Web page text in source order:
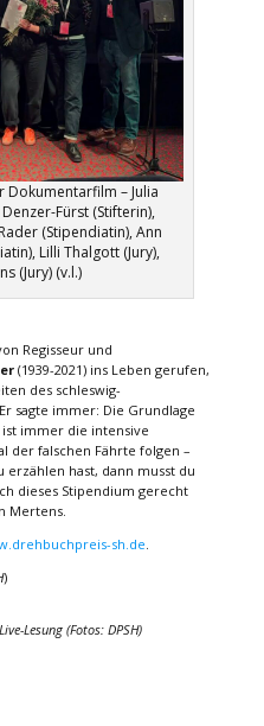
Dokumentarfilm – Julia
Fürst (Stifterin),
(Stipendiatin), Ann
Lilli Thalgott (Jury),
(Jury) (v.l.)
Regisseur und
(1939-2021) ins Leben gerufen,
des schleswig-
sagte immer: Die Grundlage
immer die intensive
der falschen Fährte folgen –
erzählen hast, dann musst du
dieses Stipendium gerecht
Mertens.
sh.de
)
Lesung (Fotos: DPSH)